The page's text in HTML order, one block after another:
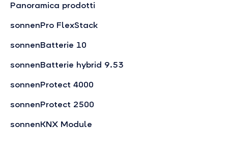
Panoramica prodotti
sonnenPro FlexStack
sonnenBatterie 10
sonnenBatterie hybrid 9.53
sonnenProtect 4000
sonnenProtect 2500
sonnenKNX Module